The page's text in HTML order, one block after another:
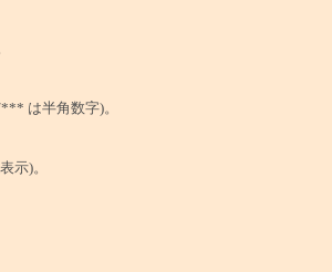
は半角数字)。
示)。